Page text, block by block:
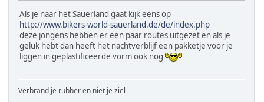
Als je naar het Sauerland gaat kijk eens op
http://www.bikers-world-sauerland.de/de/index.php
deze jongens hebben er een paar routes uitgezet en als je
geluk hebt dan heeft het nachtverblijf een pakketje voor je
liggen in geplastificeerde vorm ook nog
Verbrand je rubber en niet je ziel